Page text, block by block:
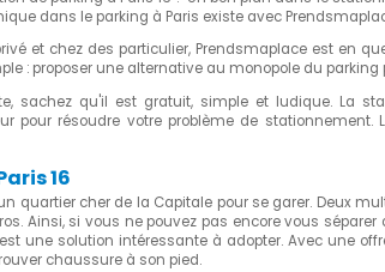
dans le parking à Paris existe avec
et chez des particulier, Prendsmaplace est en
: proposer une alternative au monopole du parking
sachez qu'il est gratuit, simple et ludique. La
pour résoudre votre problème de stationnement.
16
quartier cher de la Capitale pour se garer. Deux
Ainsi, si vous ne pouvez pas encore vous
une solution intéressante à adopter. Avec une
chaussure à son pied.